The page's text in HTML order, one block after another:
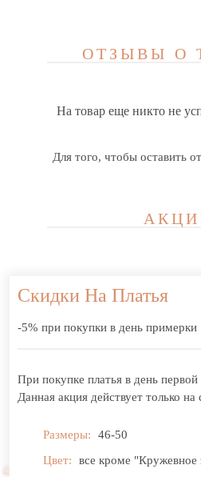
ОТЗЫВЫ О
На товар еще никто не
Для того, чтобы оставить
Скидки На Платья
-5% при покупки в день примерки
При покупке платья в день
Данная акция действует только
Размеры:
46-50
Цвет:
все кроме "Кружевное